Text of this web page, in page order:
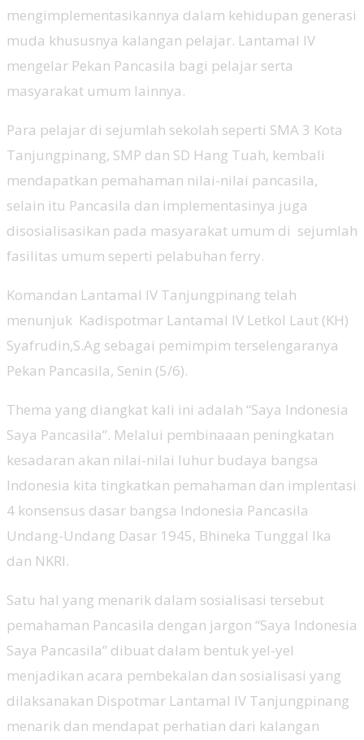
mengimplementasikannya dalam kehidupan generasi
muda khususnya kalangan pelajar. Lantamal IV
mengelar Pekan Pancasila bagi pelajar serta
masyarakat umum lainnya.
Para pelajar di sejumlah sekolah seperti SMA 3 Kota
Tanjungpinang, SMP dan SD Hang Tuah, kembali
mendapatkan pemahaman nilai-nilai pancasila,
selain itu Pancasila dan implementasinya juga
disosialisasikan pada masyarakat umum di sejumlah
fasilitas umum seperti pelabuhan ferry.
Komandan Lantamal IV Tanjungpinang telah
menunjuk Kadispotmar Lantamal IV Letkol Laut (KH)
Syafrudin,S.Ag sebagai pemimpim terselengaranya
Pekan Pancasila, Senin (5/6).
Thema yang diangkat kali ini adalah “Saya Indonesia
Saya Pancasila”. Melalui pembinaaan peningkatan
kesadaran akan nilai-nilai luhur budaya bangsa
Indonesia kita tingkatkan pemahaman dan implentasi
4 konsensus dasar bangsa Indonesia Pancasila
Undang-Undang Dasar 1945, Bhineka Tunggal Ika
dan NKRI.
Satu hal yang menarik dalam sosialisasi tersebut
pemahaman Pancasila dengan jargon “Saya Indonesia
Saya Pancasila” dibuat dalam bentuk yel-yel
menjadikan acara pembekalan dan sosialisasi yang
dilaksanakan Dispotmar Lantamal IV Tanjungpinang
menarik dan mendapat perhatian dari kalangan